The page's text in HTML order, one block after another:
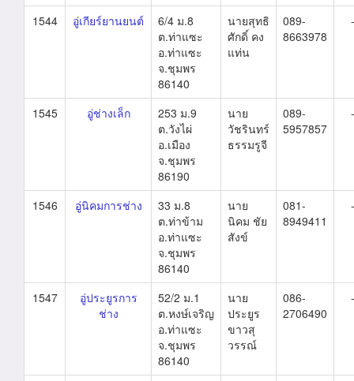
1544 อู่เกียร์ยานยนต์
6/4 ม.8
ต.ท่าแซะ
อ.ท่าแซะ
จ.ชุมพร
86140
นายสุทธิ
ศักดิ์ คง
แท่น
089-
8663978
-
1545 อู่ช่างเล็ก
253 ม.9
ต.วังไผ่
อ.เมือง
จ.ชุมพร
86190
นาย
วัชรินทร์
ธรรมรูจี
089-
5957857
-
1546 อู่นิคมการช่าง
33 ม.8
ต.ท่าข้าม
อ.ท่าแซะ
จ.ชุมพร
86140
นาย
นิคม ชัย
สังข์
081-
8949411
-
1547
อู่ประยูรการ
ช่าง
52/2 ม.1
ต.หงษ์เจริญ
อ.ท่าแซะ
จ.ชุมพร
86140
นาย
ประยูร
ขาวสุ
วรรณ์
086-
2706490
-